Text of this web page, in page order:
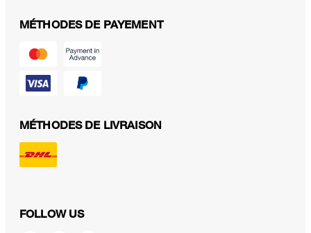
MÉTHODES DE PAYEMENT
MÉTHODES DE LIVRAISON
FOLLOW US